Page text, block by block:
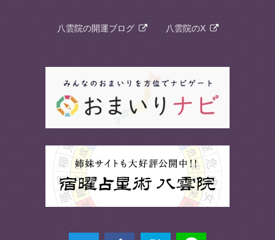
八雲院の開運ブログ 八雲院のX